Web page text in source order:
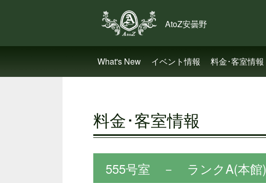
What's New イベント情報 料金･客室情報
料金･客室情報
555号室 － ランクA(本館)